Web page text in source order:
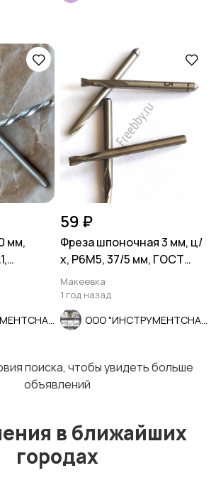
Другое
мм,
59 ₽
Фреза шпоночная 3 мм, ц/
х, Р6М5, 37/5 мм, ГОСТ
9140-78, СССР.
Макеевка
1 год назад
поиска, чтобы увидеть больше
объявлений
в ближайших
городах